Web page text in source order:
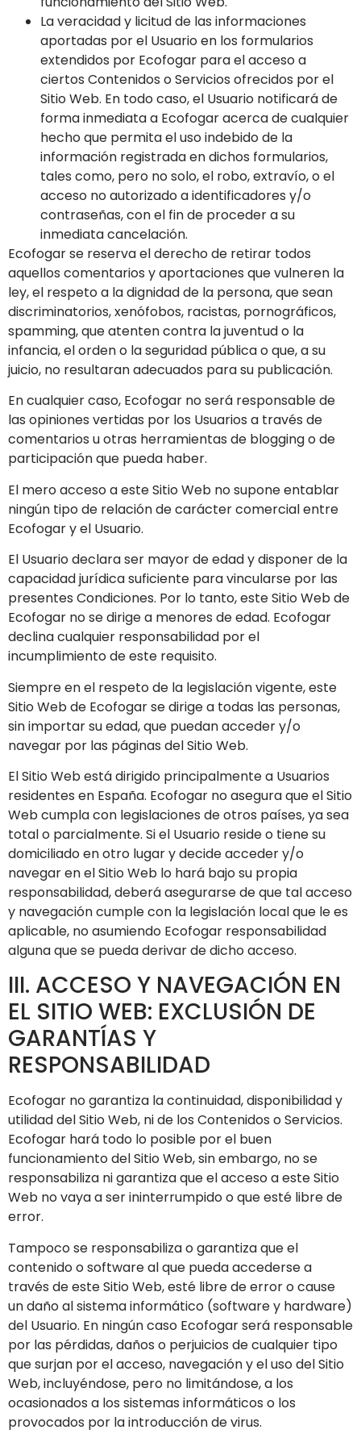
La veracidad y licitud de las informaciones
aportadas por el Usuario en los formularios
extendidos por Ecofogar para el acceso a
ciertos Contenidos o Servicios ofrecidos por el
Sitio Web. En todo caso, el Usuario notificará de
forma inmediata a Ecofogaracerca de cualquier
hecho que permita el uso indebido de la
información registrada en dichos formularios,
tales como, pero no solo, el robo, extravío, o el
acceso no autorizado a identificadores y/o
contraseñas, con el fin de proceder a su
inmediata cancelación.
Ecofogarse reserva el derecho de retirar todos
aquellos comentarios y aportaciones que vulneren la
ley, el respeto a la dignidad de la persona, que sean
discriminatorios, xenófobos, racistas, pornográficos,
spamming, que atenten contra la juventud o la
infancia, el orden o la seguridad pública o que, a su
juicio, no resultaran adecuados para su publicación.
En cualquier caso, Ecofogar no será responsable de
las opiniones vertidas por los Usuarios a través de
comentarios u otras herramientas de blogging o de
participación que pueda haber.
El mero acceso a este Sitio Web no supone entablar
ningún tipo de relación de carácter comercial entre
Ecofogary el Usuario.
El Usuario declara ser mayor de edad y disponer de la
capacidad jurídica suficiente para vincularse por las
presentes Condiciones. Por lo tanto, este Sitio Web de
Ecofogar no se dirige a menores de edad. Ecofogar
declina cualquier responsabilidad por el
incumplimiento de este requisito.
Siempre en el respeto de la legislación vigente, este
Sitio Web de Ecofogarse dirige a todas las personas,
sin importar su edad, que puedan acceder y/o
navegar por las páginas del Sitio Web.
El Sitio Web está dirigido principalmente a Usuarios
residentes en España. Ecofogar no asegura que el Sitio
Web cumpla con legislaciones de otros países, ya sea
total o parcialmente. Si el Usuario reside o tiene su
domiciliado en otro lugar y decide acceder y/o
navegar en el Sitio Web lo hará bajo su propia
responsabilidad, deberá asegurarse de que tal acceso
y navegación cumple con la legislación local que le es
aplicable, no asumiendo Ecofogar responsabilidad
alguna que se pueda derivar de dicho acceso.
III. ACCESO Y NAVEGACIÓN EN
EL SITIO WEB: EXCLUSIÓN DE
GARANTÍAS Y
RESPONSABILIDAD
Ecofogar no garantiza la continuidad, disponibilidad y
utilidad del Sitio Web, ni de los Contenidos o Servicios.
Ecofogar hará todo lo posible por el buen
funcionamiento del Sitio Web, sin embargo, no se
responsabiliza ni garantiza que el acceso a este Sitio
Web no vaya a ser ininterrumpido o que esté libre de
error.
Tampoco se responsabiliza o garantiza que el
contenido o software al que pueda accederse a
través de este Sitio Web, esté libre de error o cause
un daño al sistema informático (software y hardware)
del Usuario. En ningún caso Ecofogarserá responsable
por las pérdidas, daños o perjuicios de cualquier tipo
que surjan por el acceso, navegación y el uso del Sitio
Web, incluyéndose, pero no limitándose, a los
ocasionados a los sistemas informáticos o los
provocados por la introducción de virus.